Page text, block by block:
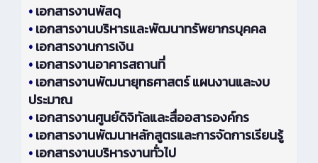
•เอกสารงานพัสดุ
•เอกสารงานบริหารและพัฒนาทรัพยากรบุคคล
•เอกสารงานการเงิน
•เอกสารงานอาคารสถานที่
•เอกสารงานพัฒนายุทธศาสตร์ แผนงานและงบ
ประมาณ
•เอกสารงานศูนย์ดิจิทัลและสื่ออสารองค์กร
•เอกสารงานพัฒนาหลักสูตรและการจัดการเรียนรู้
•เอกสารงานบริหารงานทั่วไป